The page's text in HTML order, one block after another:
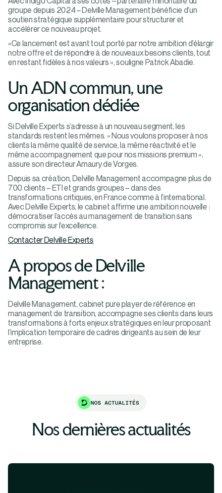
groupe depuis 2024 – Delville Management bénéficie d’un
soutien stratégique supplémentaire pour structurer et
accélérer ce nouveau projet.
«Ce lancement est avant tout porté par notre ambition d’élargir
notre offre et de répondre à de nouveaux besoins clients, tout
en restant fidèles à nos valeurs », souligne Patrick Abadie.
Un ADN commun, une
organisation dédiée
Si Delville Experts s’adresse à un nouveau segment, les
standards restent les mêmes. « Nous voulons proposer à nos
clients la même qualité de service, la même réactivité et le
même accompagnement que pour nos missions premium »,
assure son directeur Amaury de Vorges.
Depuis sa création, Delville Management accompagne plus de
700 clients – ETI et grands groupes – dans des
transformations critiques, en France comme à l’international.
Avec Delville Experts, le cabinet affirme une ambition nouvelle :
démocratiser l’accès au management de transition sans
compromis sur l’excellence.
Contacter Delville Experts
A propos de Delville
Management :
Delville Management, cabinet pure player de référence en
management de transition, accompagne ses clients dans leurs
transformations à forts enjeux stratégiques en leur proposant
l’implication temporaire de cadres dirigeants au sein de leur
entreprise.
NOS ACTUALITÉS
Nos dernières actualités